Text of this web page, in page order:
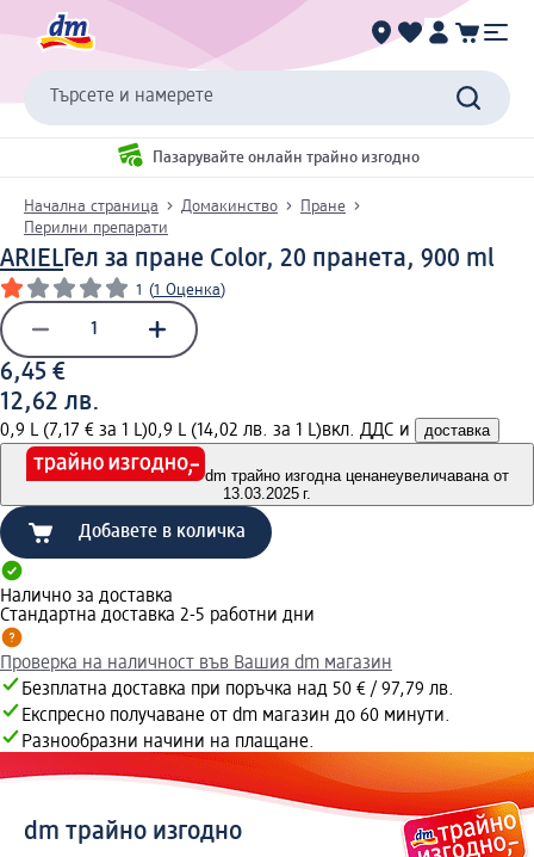
Търсете и намерете
Пазарувайте онлайн трайно изгодно
Начална страница Домакинство
Пране
Перилни препарати
ARIELГел за пране Color, 20 пранета, 900 ml
1 (1 Оценка)
6,45 €
12,62 лв.
0,9 L (7,17 € за 1 L)0,9 L (14,02 лв. за 1 L)вкл. ДДС и доставка
dm трайно изгодна ценанеувеличавана от
13.03.2025 г.
Добавете в количка
Налично за доставка
Стандартна доставка 2-5 работни дни
Проверка на наличност във Вашия dm магазин
Безплатна доставка при поръчка над 50 € / 97,79 лв.
Експресно получаване от dm магазин до 60 минути.
Разнообразни начини на плащане.
dm трайно изгодно